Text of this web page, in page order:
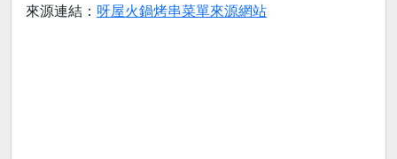
來源連結： 呀屋火鍋烤串菜單來源網站